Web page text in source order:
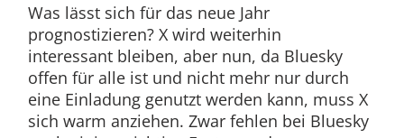
Was lässt sich für das neue Jahr
prognostizieren? X wird weiterhin
interessant bleiben, aber nun, da Bluesky
offen für alle ist und nicht mehr nur durch
eine Einladung genutzt werden kann, muss X
sich warm anziehen. Zwar fehlen bei Bluesky